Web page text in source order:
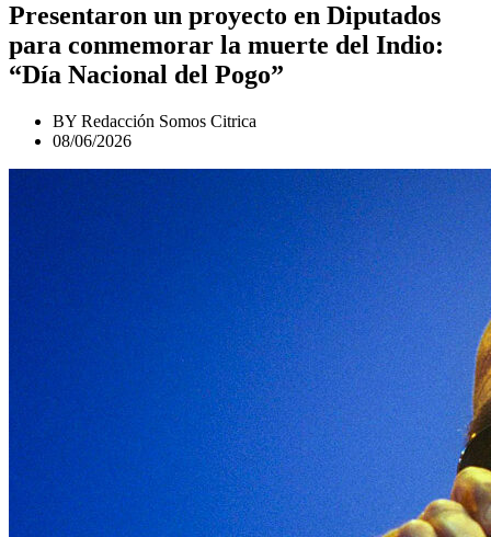
Presentaron un proyecto en Diputados
para conmemorar la muerte del Indio:
“Día Nacional del Pogo”
BY Redacción Somos Citrica
08/06/2026